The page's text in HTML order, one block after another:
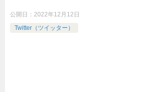
公開日： 2022年12月12日
Twitter（ツイッター）